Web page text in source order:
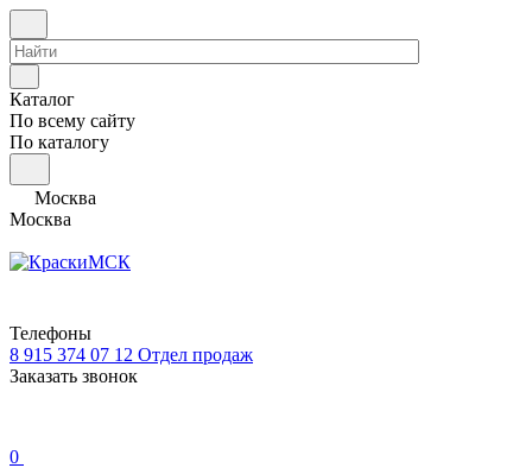
Каталог
По всему сайту
По каталогу
Москва
Москва
Телефоны
8 915 374 07 12 Отдел продаж
Заказать звонок
0